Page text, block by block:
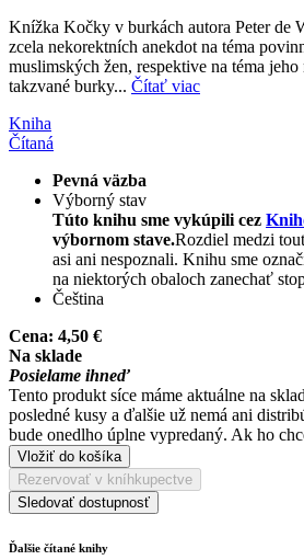
Knížka Kočky v burkách autora Peter de
zcela nekorektních anekdot na téma
muslimských žen, respektive na téma
takzvané burky... Čítať viac
Kniha
Čítaná
Pevná väzba
Výborný stav
Túto knihu sme vykúpili cez
výbornom stave.Rozdiel medzi
asi ani nespoznali. Knihu sme
na niektorých obaloch zanechať
Čeština
Cena: 4,50 €
Na sklade
Posielame ihneď
Tento produkt síce máme aktuálne na
posledné kusy a ďalšie už nemá ani
bude onedlho úplne vypredaný. Ak ho
Vložiť do košíka
Rezervovať v kníhkupectve
Sledovať dostupnosť
Ďalšie čítané knihy